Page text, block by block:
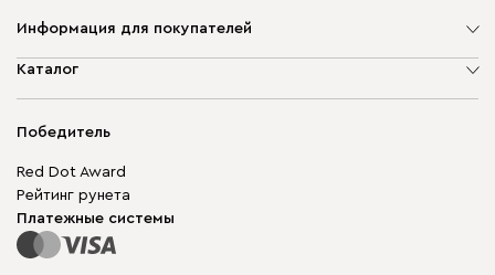
Информация для покупателей
О компании
Гарантия
Для бизнеса
Карта сайта
Каталог
Корпусная мебель
Модульная мебель
Столы и стулья
Победитель
Red Dot Award
Рейтинг рунета
Платежные системы